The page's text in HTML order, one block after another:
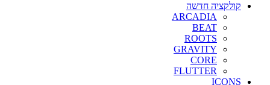
קולקציה חדשה
ARCADIA
BEAT
ROOTS
GRAVITY
CORE
FLUTTER
ICONS